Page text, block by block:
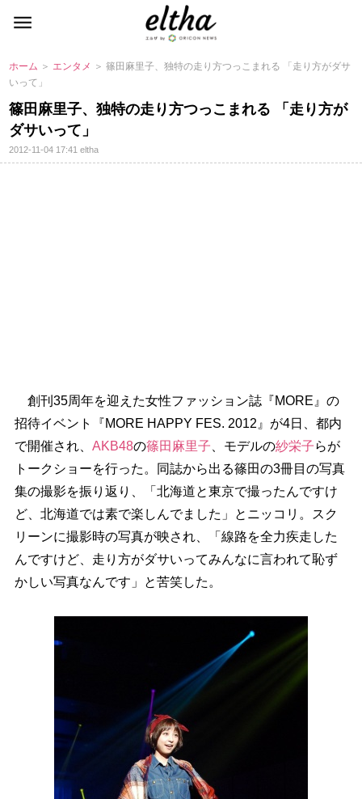
ホーム ＞ エンタメ ＞ 篠田麻里子、独特の走り方つっこまれる 「走り方がダサ
いって」
篠田麻里子、独特の走り方つっこまれる 「走り方が
ダサいって」
2012-11-04 17:41eltha
創刊35周年を迎えた女性ファッション誌『MORE』の
招待イベント『MORE HAPPY FES. 2012』が4日、都内
で開催され、 AKB48の篠田麻里子 、モデルの紗栄子らが
トークショーを行った。同誌から出る篠田の3冊目の写真
集の撮影を振り返り、「北海道と東京で撮ったんですけ
ど、北海道では素で楽しんでました」とニッコリ。スク
リーンに撮影時の写真が映され、「線路を全力疾走した
んですけど、走り方がダサいってみんなに言われて恥ず
かしい写真なんです」と苦笑した。